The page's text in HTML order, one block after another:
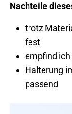
Nachteile
trotz
fest
empfindlich
Halterung
passend